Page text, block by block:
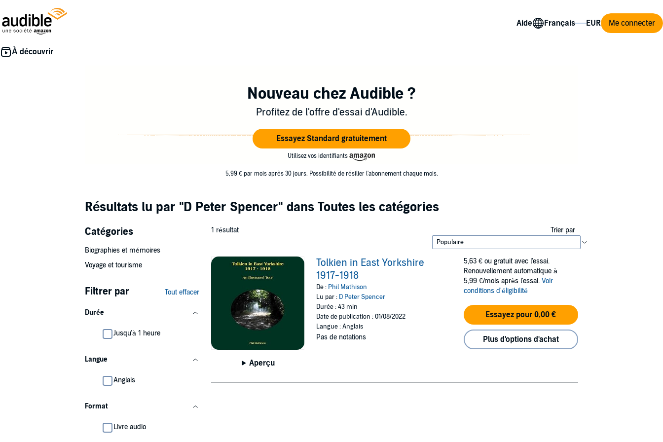
Aide Me connecter
Nouveau chez Audible ?
Profitez de l'offre d'essai d'Audible.
Essayez Standard gratuitement
Utilisez vos identifiants
5,99 € par mois après 30 jours. Possibilité de résilier l'abonnement chaque mois.
Résultats lu par "D Peter Spencer" dans Toutes les catégories
Catégories
Biographies et mémoires
Voyage et tourisme
Filtrer par Tout effacer
Durée
Jusqu'à 1 heure
Langue
Anglais
Format
Livre audio
1 résultat Trier par
Aperçu
Tolkien in East Yorkshire
1917-1918
De : Phil Mathison
Lu par : D Peter Spencer
Durée : 43 min
Date de publication : 01/08/2022
Langue : Anglais
Pas de notations
5,63 € ou gratuit avec l'essai.
Renouvellement automatique à
5,99 €/mois après l'essai. Voir
conditions d'éligibilité
Essayez pour 0,00 €
Plus d'options d'achat